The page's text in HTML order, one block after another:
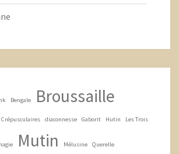
Bengale Broussaille
Crépusculaires diaconnesse Gaborit Hutin Les Trois
Mutin Mélusine Querelle